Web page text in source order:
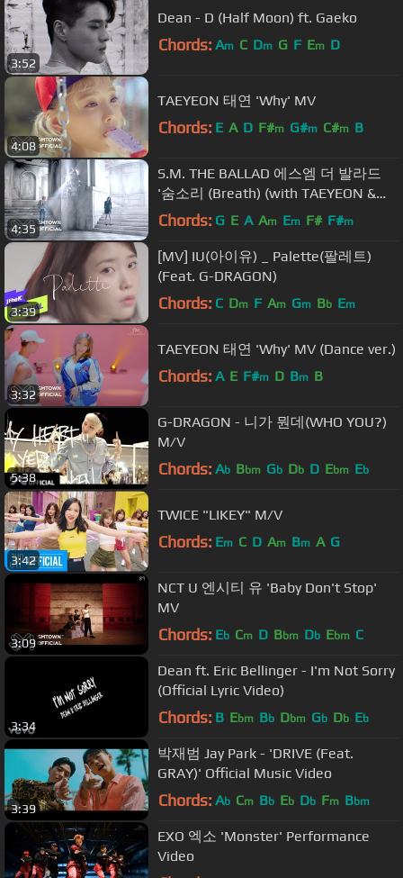
3:52
Dean - D (Half Moon) ft. Gaeko
Chords: Am C Dm G F Em D
4:08
TAEYEON 태연 'Why' MV
Chords: E A D F#m G#m C#m B
4:35
S.M. THE BALLAD 에스엠 더 발라드
'숨소리 (Breath) (with TAEYEON &
JONGHYUN)' MV (KOR Ver.)
Chords: G E A Am Em F# F#m
3:39
[MV] IU(아이유) _ Palette(팔레트)
(Feat. G-DRAGON)
Chords: C Dm F Am Gm Bb Em
3:32
TAEYEON 태연 'Why' MV (Dance ver.)
Chords: A E F#m D Bm B
5:38
G-DRAGON - 니가 뭔데(WHO YOU?)
M/V
Chords: Ab Bbm Gb Db D Ebm Eb
3:42
TWICE "LIKEY" M/V
Chords: Em C D Am Bm A G
3:09
NCT U 엔시티 유 'Baby Don't Stop'
MV
Chords: Eb Cm D Bbm Db Ebm C
3:34
Dean ft. Eric Bellinger - I'm Not Sorry
(Official Lyric Video)
Chords: B Ebm Bb Dbm Gb Db Eb
3:39
박재범 Jay Park - 'DRIVE (Feat.
GRAY)' Official Music Video
Chords: Ab Cm Bb Eb Db Fm Bbm
EXO 엑소 'Monster' Performance
Video